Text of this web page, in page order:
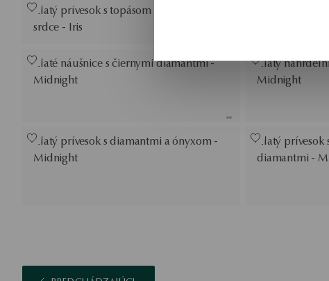
Zlatý prívesok s topásom a diamantmi -
srdce - Iris
Zlaté
Zlaté náušnice s čiernymi diamantmi -
Midnight
Zlatý
Midnight
Zlatý prívesok s diamantmi a ónyxom -
Midnight
Zlatý prívesok
diamantmi -